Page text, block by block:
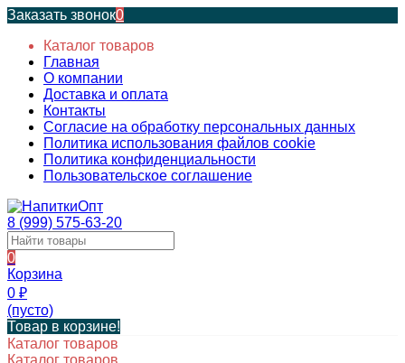
Заказать звонок0
Каталог товаров
Главная
О компании
Доставка и оплата
Контакты
Согласие на обработку персональных данных
Политика использования файлов cookie
Политика конфиденциальности
Пользовательское соглашение
8 (999) 575-63-20
0
Корзина
0 ₽
(пусто)
Товар в корзине!
Каталог товаров
Каталог товаров